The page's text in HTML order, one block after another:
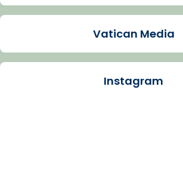
Imatge: Generada amb IA
Arquebisbat de Barcelona
Vatican Media
Instagram